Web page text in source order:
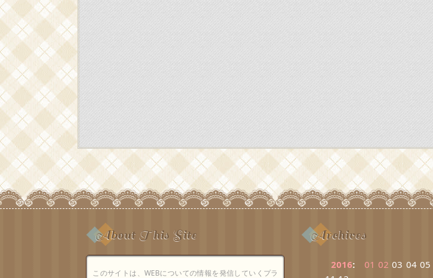
About This Site
このサイトは、WEBについての情報を発信していくプラ
Archives
2016: 01 02 03 04 05